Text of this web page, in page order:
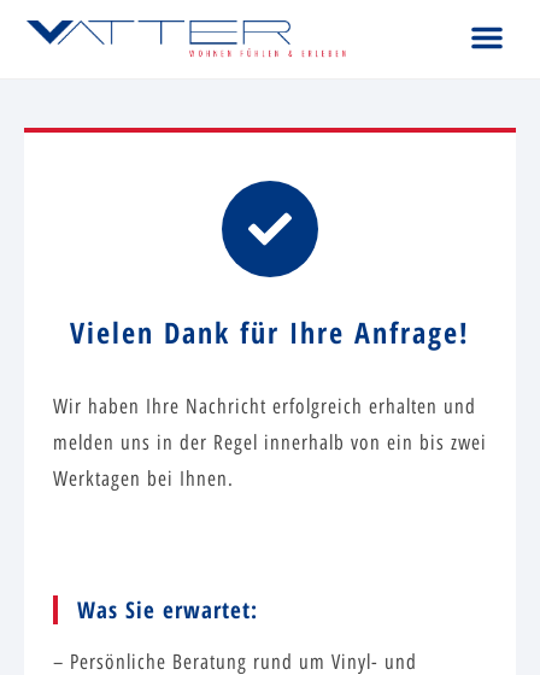
Vielen Dank für Ihre Anfrage!
Wir haben Ihre Nachricht erfolgreich erhalten und
melden uns in der Regel innerhalb von ein bis zwei
Werktagen bei Ihnen.
Was Sie erwartet:
– Persönliche Beratung rund um Vinyl- und